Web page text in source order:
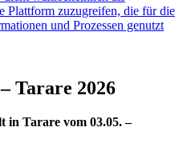
Tarare 2026
in Tarare vom 03.05. –